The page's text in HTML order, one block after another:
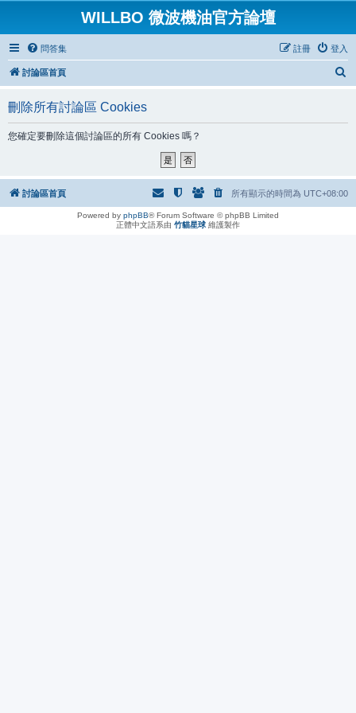
WILLBO 微波機油官方論壇
問答集 登入
註冊
討論區首頁
刪除所有討論區 Cookies
您確定要刪除這個討論區的所有 Cookies 嗎？
討論區首頁 所有顯示的時間為 UTC+08:00
Powered by phpBB® Forum Software © phpBB Limited
正體中文語系由 竹貓星球 維護製作